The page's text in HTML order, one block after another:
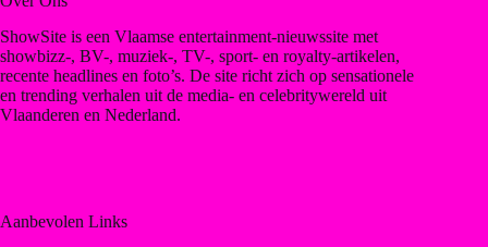
ShowSite is een Vlaamse entertainment-nieuwssite met
showbizz-, BV-, muziek-, TV-, sport- en royalty-artikelen,
recente headlines en foto’s. De site richt zich op sensationele
en trending verhalen uit de media- en celebritywereld uit
Vlaanderen en Nederland.
Aanbevolen Links